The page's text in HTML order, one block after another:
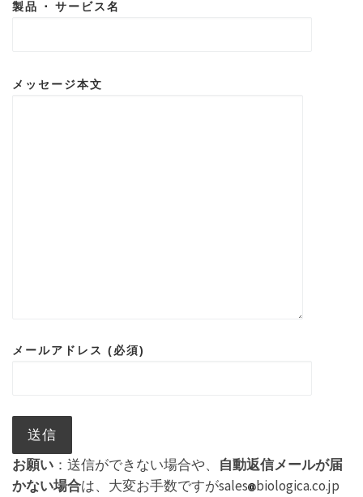
製品 ･ サービス名
メッセージ本文
メールアドレス (必須)
お願い ：送信ができない場合や、 自動返信メールが届
かない場合は、大変お手数ですがsales biologica.co.jp